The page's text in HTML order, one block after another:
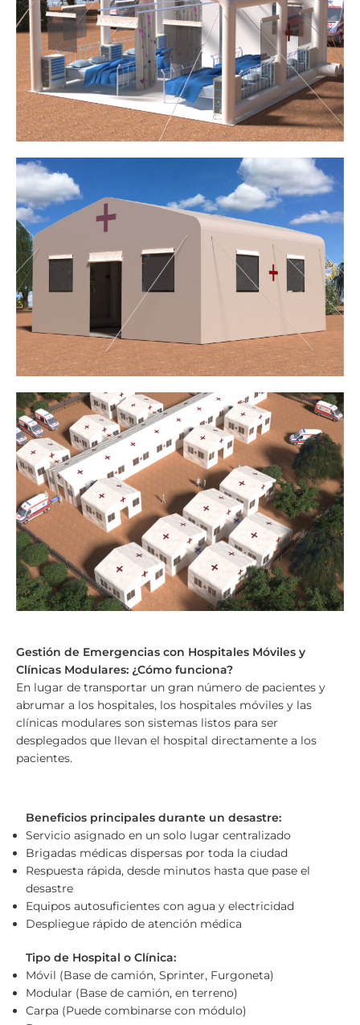
Gestión de Emergencias con Hospitales Móviles y
Clínicas Modulares: ¿Cómo funciona?
En lugar de transportar un gran número de pacientes y
abrumar a los hospitales, los hospitales móviles y las
clínicas modulares son sistemas listos para ser
desplegados que llevan el hospital directamente a los
pacientes.
Beneficios principales durante un desastre:
Servicio asignado en un solo lugar centralizado
Brigadas médicas dispersas por toda la ciudad
Respuesta rápida, desde minutos hasta que pase el
desastre
Equipos autosuficientes con agua y electricidad
Despliegue rápido de atención médica
Tipo de Hospital o Clínica:
Móvil (Base de camión, Sprinter, Furgoneta)
Modular (Base de camión, en terreno)
Carpa (Puede combinarse con módulo)